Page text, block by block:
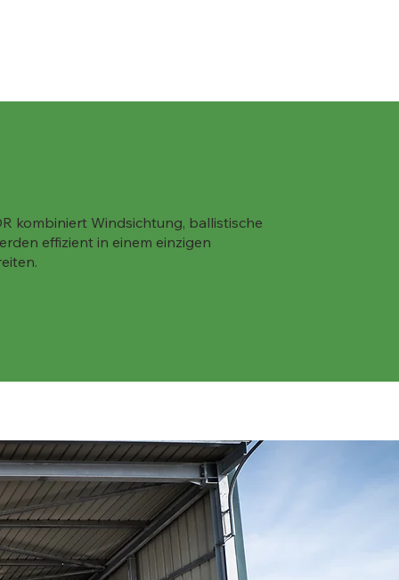
kombiniert Windsichtung, ballistische
effizient in einem einzigen